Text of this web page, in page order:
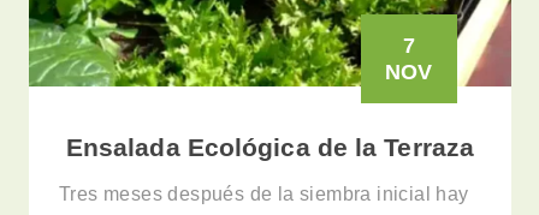
Ensalada Ecológica de la Terraza
7
NOV
Tres meses después de la siembra inicial hay